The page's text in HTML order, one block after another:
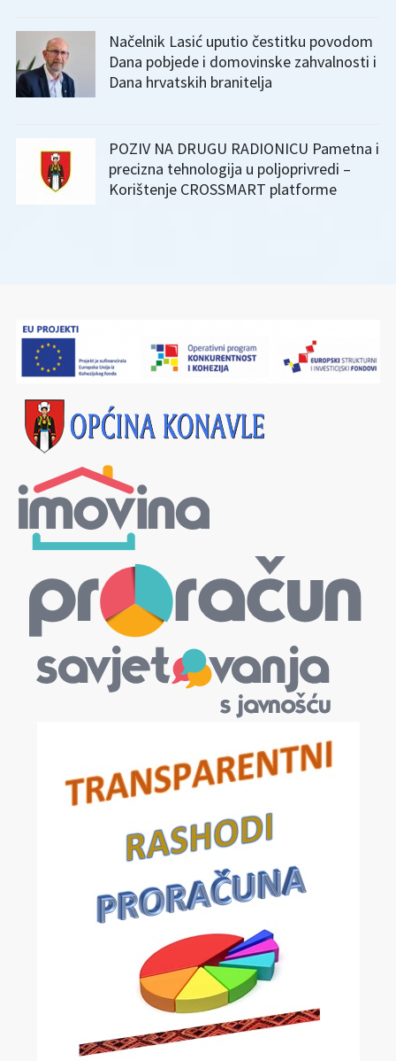
Načelnik Lasić uputio čestitku povodom
Dana pobjede i domovinske zahvalnosti i
Dana hrvatskih branitelja
POZIV NA DRUGU RADIONICU Pametna i
precizna tehnologija u poljoprivredi –
Korištenje CROSSMART platforme